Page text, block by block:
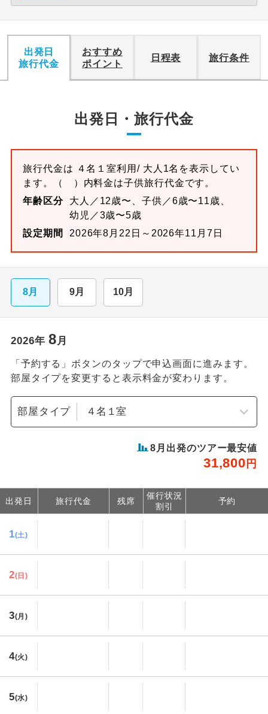
出発日
旅行代金
おすすめ
ポイント
日程表 旅行条件
出発日・旅行代金
旅行代金は ４名１室利用/ 大人1名を表示してい
ます。
（ ）内料金は子供旅行代金です。
年齢区分
大人／12歳〜、子供／6歳〜11歳、
幼児／3歳〜5歳
設定期間
2026年8月22日～2026年11月7日
8月 9月 10月
2026年 8月
「予約する」ボタンのタップで申込画面に進みます。
部屋タイプを変更すると表示料金が変わります。
部屋タイプ
8 月出発のツアー最安値
31,800 円
出発日 旅行代金 残席
催行状況
割引
予約
1(土)
2(日)
3(月)
4(火)
5(水)
ス2席利用